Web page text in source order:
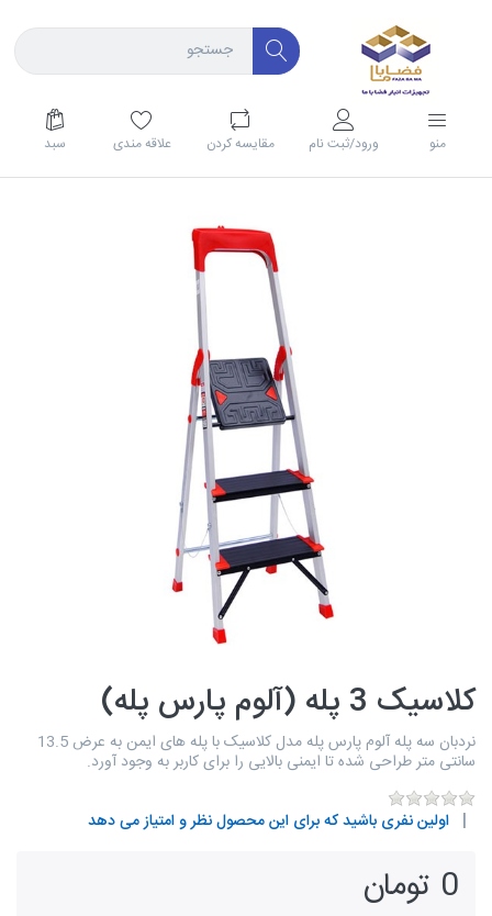
منو ورود/ثبت نام مقايسه كردن علاقه مندی سبد
کلاسیک 3 پله (آلوم پارس پله)
نردبان سه پله آلوم پارس پله مدل کلاسیک با پله های ایمن به عرض 13.5
سانتی متر طراحی شده تا ایمنی بالایی را برای کاربر به وجود آورد.
اولین نفری باشید که برای این محصول نظر و امتیاز می دهد
0 تومان